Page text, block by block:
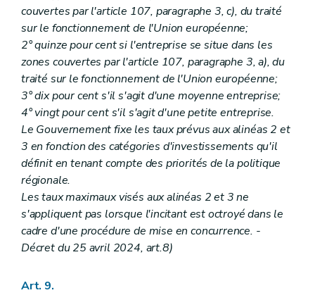
couvertes par l'article 107, paragraphe 3, c), du traité
sur le fonctionnement de l'Union européenne;
2° quinze pour cent si l'entreprise se situe dans les
zones couvertes par l'article 107, paragraphe 3, a), du
traité sur le fonctionnement de l'Union européenne;
3° dix pour cent s'il s'agit d'une moyenne entreprise;
4° vingt pour cent s'il s'agit d'une petite entreprise.
Le Gouvernement fixe les taux prévus aux alinéas 2 et
3 en fonction des catégories d'investissements qu'il
définit en tenant compte des priorités de la politique
régionale.
Les taux maximaux visés aux alinéas 2 et 3 ne
s'appliquent pas lorsque l'incitant est octroyé dans le
cadre d'une procédure de mise en concurrence. -
Décret du 25 avril 2024, art.8)
Art. 9.